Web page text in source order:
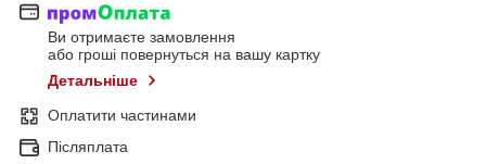
Ви отримаєте замовлення
або гроші повернуться на вашу картку
Детальніше
Оплатити частинами
Післяплата